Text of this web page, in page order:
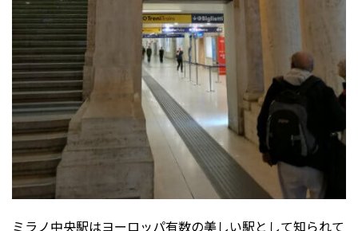
ミラノ中央駅はヨーロッパ有数の美しい駅として知られて